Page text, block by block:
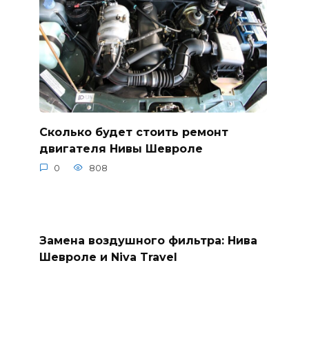
Сколько будет стоить ремонт
двигателя Нивы Шевроле
0 808
Замена воздушного фильтра: Нива
Шевроле и Niva Travel